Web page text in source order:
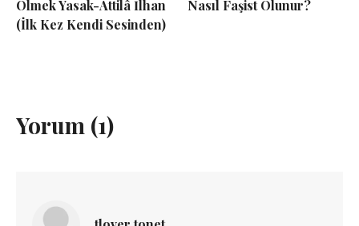
Ölmek Yasak-Attilâ İlhan
(İlk Kez Kendi Sesinden)
Nasıl Faşist Olunur?
Yorum (1)